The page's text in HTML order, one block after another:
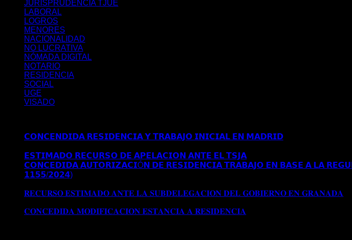
JURISPRUDENCIA TJUE
LABORAL
LOGROS
MENORES
NACIONALIDAD
NO LUCRATIVA
NÓMADA DIGITAL
NOTARIO
RESIDENCIA
SOCIAL
UGE
VISADO
𝗖𝗢𝗡𝗖𝗘𝗡𝗗𝗜𝗗𝗔 𝗥𝗘𝗦𝗜𝗗𝗘𝗡𝗖𝗜𝗔 𝗬 𝗧𝗥𝗔𝗕𝗔𝗝𝗢 𝗜𝗡𝗜𝗖𝗜𝗔𝗟 𝗘𝗡 𝗠𝗔𝗗𝗥𝗜𝗗
𝗘𝗦𝗧𝗜𝗠𝗔𝗗𝗢 𝗥𝗘𝗖𝗨𝗥𝗦𝗢 𝗗𝗘 𝗔𝗣𝗘𝗟𝗔𝗖𝗜𝗢𝗡 𝗔𝗡𝗧𝗘 𝗘𝗟 𝗧𝗦𝗝𝗔
𝗖𝗢𝗡𝗖𝗘𝗗𝗜𝗗𝗔 𝗔𝗨𝗧𝗢𝗥𝗜𝗭𝗔𝗖𝗜Ó𝗡 𝗗𝗘 𝗥𝗘𝗦𝗜𝗗𝗘𝗡𝗖𝗜𝗔 𝗧𝗥𝗔𝗕𝗔𝗝𝗢 𝗘𝗡 𝗕𝗔𝗦𝗘 𝗔 𝗟𝗔
𝟭𝟭𝟱𝟱/𝟮𝟬𝟮𝟰)
𝐑𝐄𝐂𝐔𝐑𝐒𝐎 𝐄𝐒𝐓𝐈𝐌𝐀𝐃𝐎 𝐀𝐍𝐓𝐄 𝐋𝐀 𝐒𝐔𝐁𝐃𝐄𝐋𝐄𝐆𝐀𝐂𝐈𝐎𝐍 𝐃𝐄𝐋 𝐆𝐎𝐁𝐈𝐄𝐑𝐍𝐎 𝐄𝐍 𝐆𝐑𝐀𝐍𝐀𝐃𝐀
𝐂𝐎𝐍𝐂𝐄𝐃𝐈𝐃𝐀 𝐌𝐎𝐃𝐈𝐅𝐈𝐂𝐀𝐂𝐈𝐎𝐍 𝐄𝐒𝐓𝐀𝐍𝐂𝐈𝐀 𝐀 𝐑𝐄𝐒𝐈𝐃𝐄𝐍𝐂𝐈𝐀